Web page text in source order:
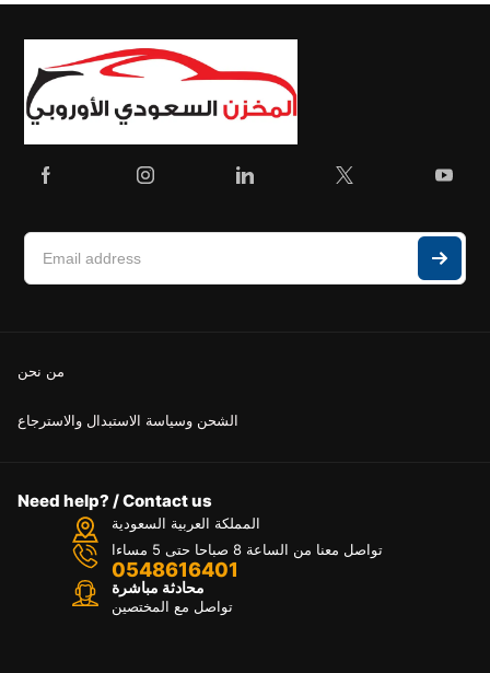
من نحن
الشحن وسياسة الاستبدال والاسترجاع
Need help? / Contact us
المملكة العربية السعودية
تواصل معنا من الساعة 8 صباحا حتى 5 مساءا
0548616401
محادثة مباشرة
تواصل مع المختصين